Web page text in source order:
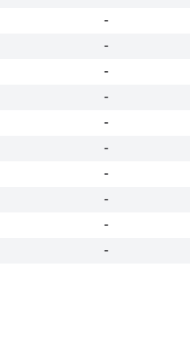
-
-
-
-
-
-
-
-
-
-